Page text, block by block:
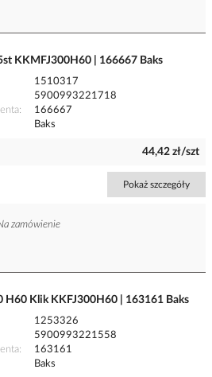
KKMFJ300H60 | 166667 Baks
1510317
5900993221718
166667
Baks
44,42 zł/szt
Pokaż szczegóły
zamówienie
H60 Klik KKFJ300H60 | 163161 Baks
1253326
5900993221558
163161
Baks